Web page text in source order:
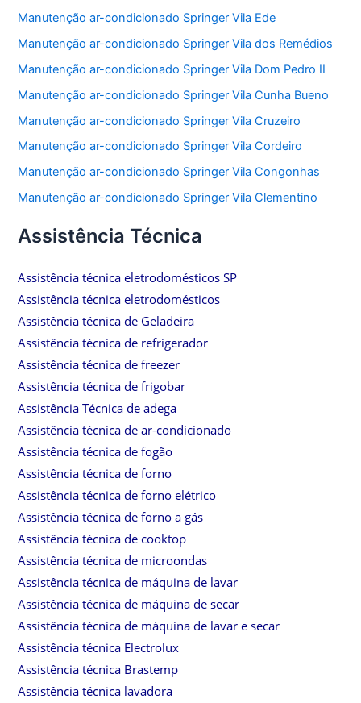
Manutenção ar-condicionado Springer Vila Ede
Manutenção ar-condicionado Springer Vila dos Remédios
Manutenção ar-condicionado Springer Vila Dom Pedro II
Manutenção ar-condicionado Springer Vila Cunha Bueno
Manutenção ar-condicionado Springer Vila Cruzeiro
Manutenção ar-condicionado Springer Vila Cordeiro
Manutenção ar-condicionado Springer Vila Congonhas
Manutenção ar-condicionado Springer Vila Clementino
Assistência Técnica
Assistência técnica eletrodomésticos SP
Assistência técnica eletrodomésticos
Assistência técnica de Geladeira
Assistência técnica de refrigerador
Assistência técnica de freezer
Assistência técnica de frigobar
Assistência Técnica de adega
Assistência técnica de ar-condicionado
Assistência técnica de fogão
Assistência técnica de forno
Assistência técnica de forno elétrico
Assistência técnica de forno a gás
Assistência técnica de cooktop
Assistência técnica de microondas
Assistência técnica de máquina de lavar
Assistência técnica de máquina de secar
Assistência técnica de máquina de lavar e secar
Assistência técnica Electrolux
Assistência técnica Brastemp
Assistência técnica lavadora